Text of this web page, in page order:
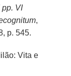
pp. VI
,
p. 545.
Vita e